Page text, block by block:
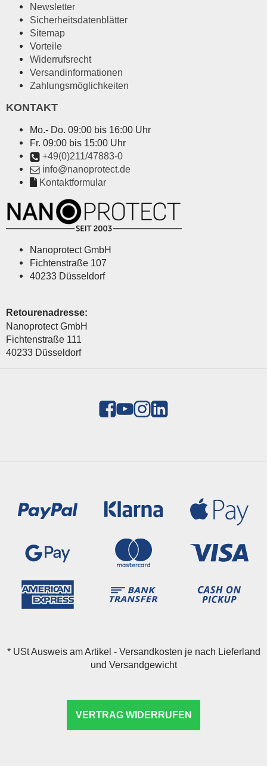
Newsletter
Sicherheitsdatenblätter
Sitemap
Vorteile
Widerrufsrecht
Versandinformationen
Zahlungsmöglichkeiten
KONTAKT
Mo.- Do. 09:00 bis 16:00 Uhr
Fr. 09:00 bis 15:00 Uhr
+49(0)211/47883-0
info@nanoprotect.de
Kontaktformular
Nanoprotect GmbH
Fichtenstraße 107
40233 Düsseldorf
Retourenadresse:
Nanoprotect GmbH
Fichtenstraße 111
40233 Düsseldorf
*USt Ausweis am Artikel - Versandkosten je nach Lieferland
und Versandgewicht
VERTRAG WIDERRUFEN